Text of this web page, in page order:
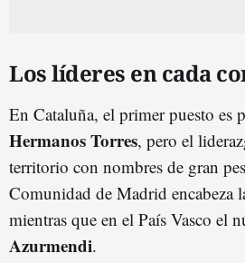
Los líderes en cada
En Cataluña, el primer puesto es
Hermanos Torres, pero el
territorio con nombres de gran
Comunidad de Madrid encabeza
mientras que en el País Vasco el
Azurmendi.